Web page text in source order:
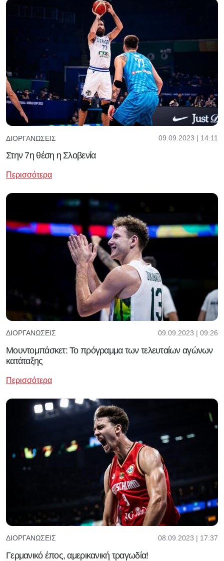
ΔΙΟΡΓΑΝΏΣΕΙΣ 09.09.2023 | 14:11
Στην 7η θέση η Σλοβενία
Περισσότερα
ΔΙΟΡΓΑΝΏΣΕΙΣ 09.09.2023 | 09:26
Μουντομπάσκετ: To πρόγραμμα των τελευταίων αγώνων
κατάταξης
Περισσότερα
ΔΙΟΡΓΑΝΏΣΕΙΣ 08.09.2023 | 17:37
Γερμανικό έπος, αμερικανική τραγωδία!